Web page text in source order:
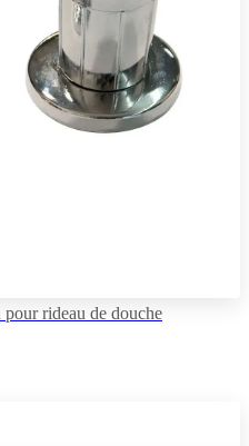
rideau de douche